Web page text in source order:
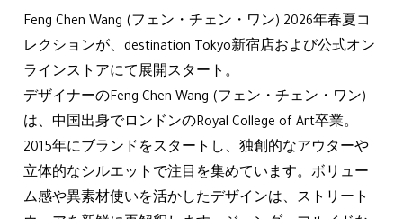
Feng Chen Wang (フェン・チェン・ワン) 2026年春夏コ
レクションが、destination Tokyo新宿店および公式オン
ラインストアにて展開スタート。
デザイナーのFeng Chen Wang (フェン・チェン・ワン)
は、中国出身でロンドンのRoyal College of Art卒業。
2015年にブランドをスタートし、独創的なアウターや
立体的なシルエットで注目を集めています。ボリュー
ム感や異素材使いを活かしたデザインは、ストリート